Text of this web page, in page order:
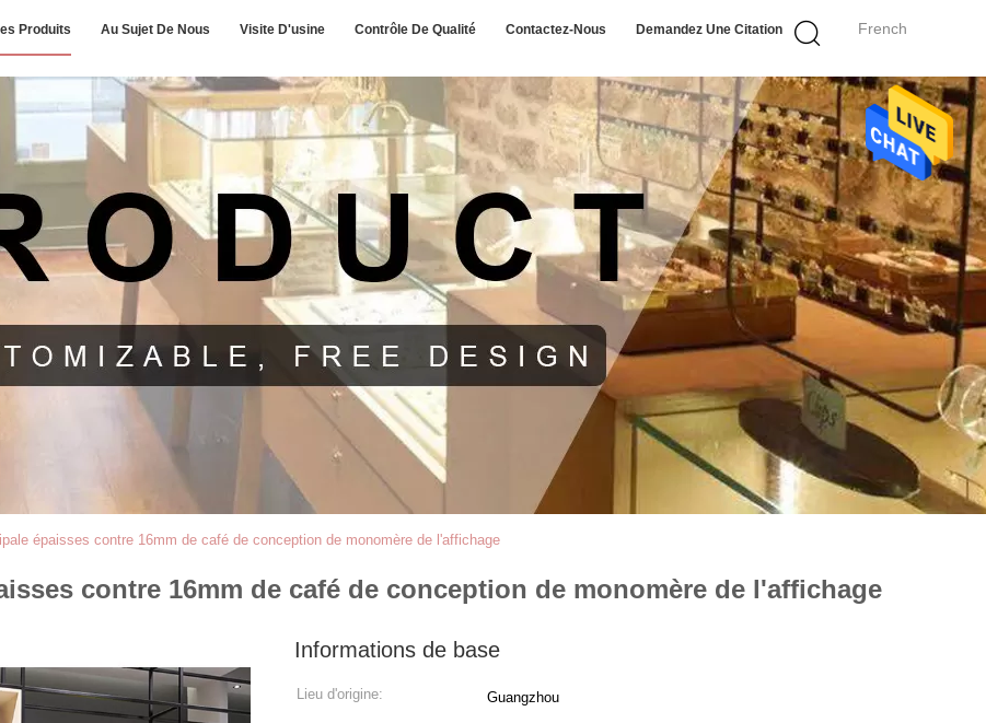
French
Produits Au Sujet De Nous Visite D'usine Contrôle De Qualité Contactez-Nous Demandez Une Citation
épaisses contre 16mm de café de conception de monomère de l'affichage
contre 16mm de café de conception de monomère de l'affichage
Informations de base
Lieu d'origine: Guangzhou